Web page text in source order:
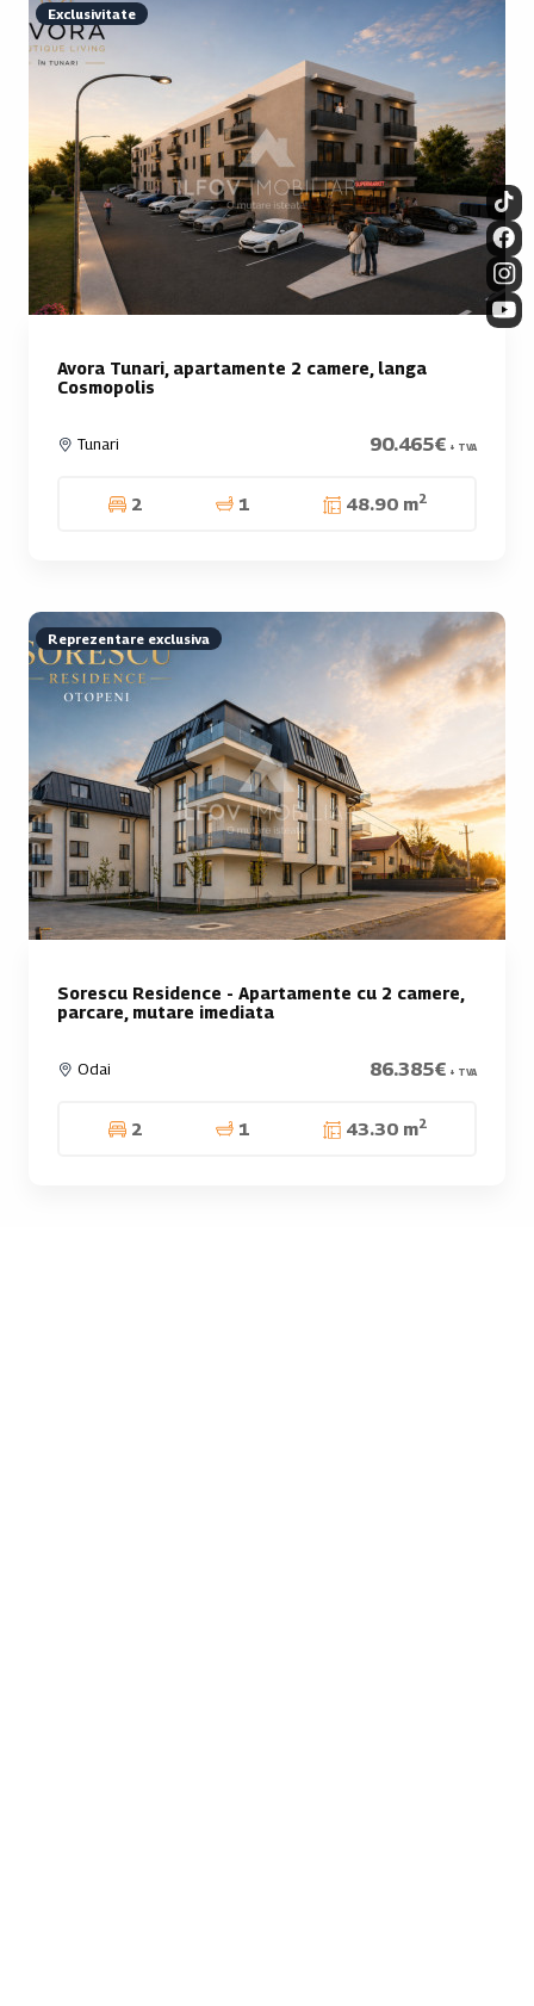
Exclusivitate
Avora Tunari, apartamente 2 camere, langa
Cosmopolis
Tunari 90.465€ + TVA
2 1 48.90 m2
Reprezentare exclusiva
Sorescu Residence - Apartamente cu 2 camere,
parcare, mutare imediata
Odai 86.385€ + TVA
2 1 43.30 m2